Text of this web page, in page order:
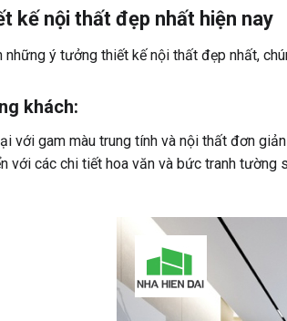
kế nội thất đẹp nhất hiện nay
những ý tưởng thiết kế nội thất đẹp nhất,
khách:
với gam màu trung tính và nội thất đơn
với các chi tiết hoa văn và bức tranh tường